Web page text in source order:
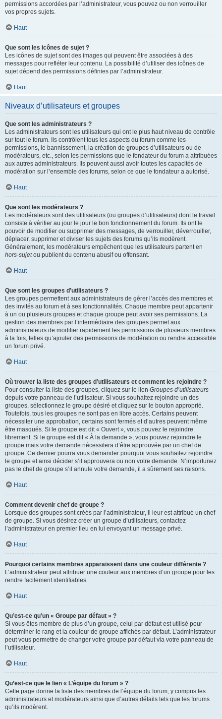
permissions accordées par l’administrateur, vous pouvez ou non verrouiller
vos propres sujets.
Haut
Que sont les icônes de sujet ?
Les icônes de sujet sont des images qui peuvent être associées à des
messages pour refléter leur contenu. La possibilité d’utiliser des icônes de
sujet dépend des permissions définies par l’administrateur.
Haut
Niveaux d’utilisateurs et groupes
Que sont les administrateurs ?
Les administrateurs sont les utilisateurs qui ont le plus haut niveau de contrôle
sur tout le forum. Ils contrôlent tous les aspects du forum comme les
permissions, le bannissement, la création de groupes d’utilisateurs ou de
modérateurs, etc., selon les permissions que le fondateur du forum a attribuées
aux autres administrateurs. Ils peuvent aussi avoir toutes les capacités de
modération sur l’ensemble des forums, selon ce que le fondateur a autorisé.
Haut
Que sont les modérateurs ?
Les modérateurs sont des utilisateurs (ou groupes d’utilisateurs) dont le travail
consiste à vérifier au jour le jour le bon fonctionnement du forum. Ils ont le
pouvoir de modifier ou supprimer des messages, de verrouiller, déverrouiller,
déplacer, supprimer et diviser les sujets des forums qu’ils modèrent.
Généralement, les modérateurs empêchent que les utilisateurs partent en
hors-sujetou publient du contenu abusif ou offensant.
Haut
Que sont les groupes d’utilisateurs ?
Les groupes permettent aux administrateurs de gérer l’accès des membres et
des invités au forum et à ses fonctionnalités. Chaque membre peut appartenir
à un ou plusieurs groupes et chaque groupe peut avoir ses permissions. La
gestion des membres par l’intermédiaire des groupes permet aux
administrateurs de modifier rapidement les permissions de plusieurs membres
à la fois, telles qu’ajouter des permissions de modération ou rendre accessible
un forum privé.
Haut
Où trouver la liste des groupes d’utilisateurs et comment les rejoindre ?
Pour consulter la liste des groupes, cliquez sur le lien Groupes d’utilisateurs
depuis votre panneau de l’utilisateur. Si vous souhaitez rejoindre un des
groupes, sélectionnez le groupe désiré et cliquez sur le bouton approprié.
Toutefois, tous les groupes ne sont pas en libre accès. Certains peuvent
nécessiter une approbation, certains sont fermés et d’autres peuvent même
être masqués. Si le groupe est dit « Ouvert », vous pouvez le rejoindre
librement. Si le groupe est dit « À la demande », vous pouvez rejoindre le
groupe mais votre demande nécessitera d’être approuvée par un chef de
groupe. Ce dernier pourra vous demander pourquoi vous souhaitez rejoindre
le groupe et ainsi décider s’il approuvera ou non votre demande. N’importunez
pas le chef de groupe s’il annule votre demande, il a sûrement ses raisons.
Haut
Comment devenir chef de groupe ?
Lorsque des groupes sont créés par l’administrateur, il leur est attribué un chef
de groupe. Si vous désirez créer un groupe d’utilisateurs, contactez
l’administrateur en premier lieu en lui envoyant un message privé.
Haut
Pourquoi certains membres apparaissent dans une couleur différente ?
L’administrateur peut attribuer une couleur aux membres d’un groupe pour les
rendre facilement identifiables.
Haut
Qu’est-ce qu’un « Groupe par défaut » ?
Si vous êtes membre de plus d’un groupe, celui par défaut est utilisé pour
déterminer le rang et la couleur de groupe affichés par défaut. L’administrateur
peut vous permettre de changer votre groupe par défaut via votre panneau de
l’utilisateur.
Haut
Qu’est-ce que le lien « L’équipe du forum » ?
Cette page donne la liste des membres de l’équipe du forum, y compris les
administrateurs et modérateurs ainsi que d’autres détails tels que les forums
qu’ils modèrent.